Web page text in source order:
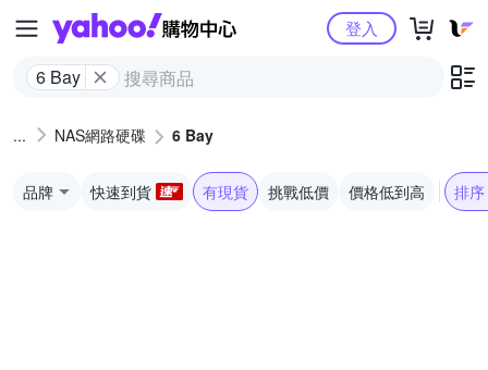
Yahoo購物中心
6 Bay
登入
NAS網路硬碟 6 Bay
品牌 快速到貨 有現貨 挑戰低價 價格低到高 排序